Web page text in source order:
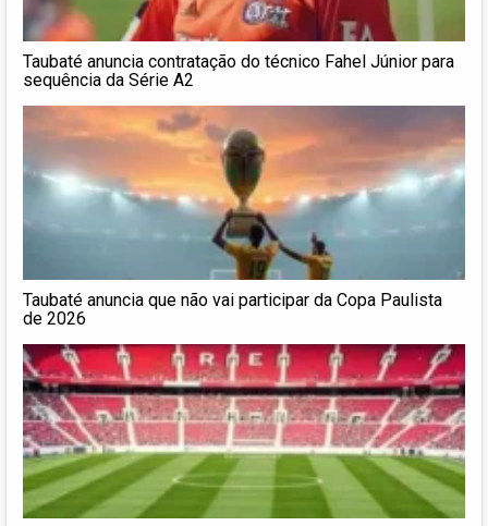
Taubaté anuncia contratação do técnico Fahel Júnior para
sequência da Série A2
Taubaté anuncia que não vai participar da Copa Paulista
de 2026